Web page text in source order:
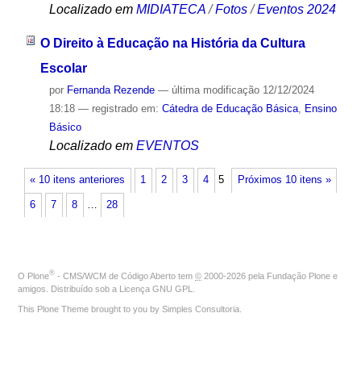
Localizado em MIDIATECA /Fotos /Eventos 2024
O Direito à Educação na História da Cultura
Escolar
por Fernanda Rezende — última modificação12/12/2024
18:18 — registrado em: Cátedra de Educação Básica, Ensino
Básico
Localizado em EVENTOS
« 10 itens anteriores Próximos 10 itens »
1 2 3 4 5
6 7 8 … 28
O Plone® - CMS/WCM de Código Aberto tem © 2000-2026 pela Fundação Plone e
amigos. Distribuído sob a Licença GNU GPL
This Plone Theme brought to you by Simples Consultoria